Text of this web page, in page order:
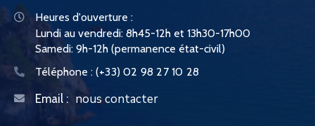
Heures d'ouverture :
Lundi au vendredi: 8h45-12h et 13h30-17h00
Samedi: 9h-12h (permanence état-civil)
Téléphone : (+33) 02 98 27 10 28
Email : nous contacter